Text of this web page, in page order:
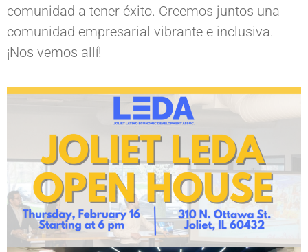
comunidad a tener éxito. Creemos juntos una
comunidad empresarial vibrante e inclusiva.
¡Nos vemos allí!